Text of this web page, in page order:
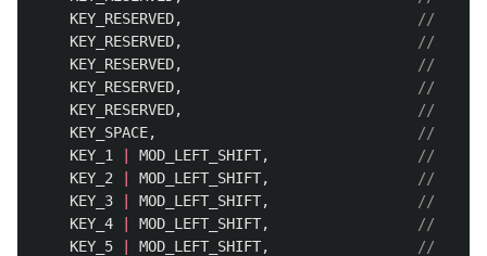
KEY_RESERVED,
KEY_RESERVED,
KEY_RESERVED,
KEY_RESERVED,
KEY_RESERVED,
KEY_SPACE,
KEY_1
MOD_LEFT_SHIFT,
KEY_2
MOD_LEFT_SHIFT,
KEY_3
MOD_LEFT_SHIFT,
KEY_4
MOD_LEFT_SHIFT,
KEY_5
MOD_LEFT_SHIFT,